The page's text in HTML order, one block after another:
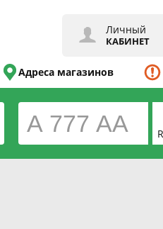
Личный
КАБИНЕТ
Адреса магазинов